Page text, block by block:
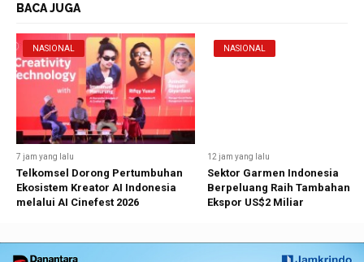
BACA JUGA
NASIONAL
7 jam yang lalu
Telkomsel Dorong Pertumbuhan
Ekosistem Kreator AI Indonesia
melalui AI Cinefest 2026
NASIONAL
12 jam yang lalu
Sektor Garmen Indonesia
Berpeluang Raih Tambahan
Ekspor US$2 Miliar